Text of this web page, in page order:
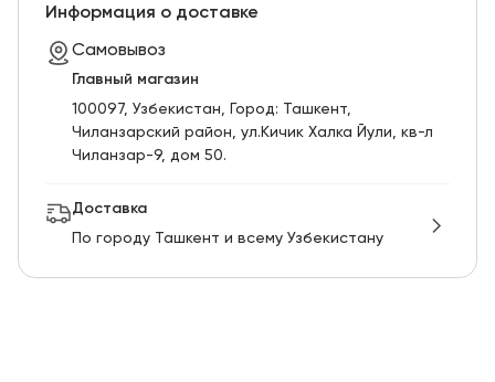
RU ENG
Информация о доставке
Самовывоз
Главный магазин
100097, Узбекистан, Город: Ташкент,
Чиланзарский pайон, ул.Кичик Халка Йули, кв-л
Чиланзар-9, дом 50.
Доставка
По городу Ташкент и всему Узбекистану